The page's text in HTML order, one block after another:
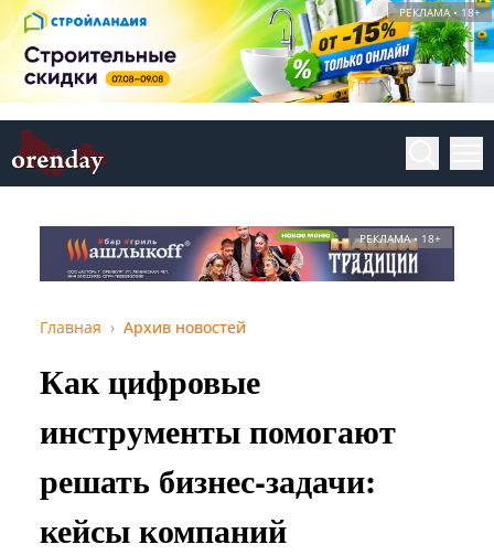
РЕКЛАМА • 18+
РЕКЛАМА • 18+
Главная Архив новостей
Как цифровые
инструменты помогают
решать бизнес-задачи:
кейсы компаний